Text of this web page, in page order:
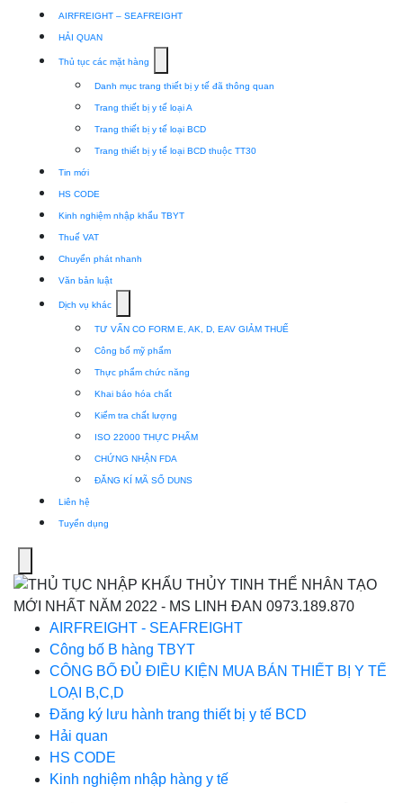
xuất
AIRFREIGHT – SEAFREIGHT
HẢI QUAN
Thủ tục các mặt hàng
submenu
for
Thủ
tục
hàng
Danh mục trang thiết bị y tế đã thông quan
Trang thiết bị y tế loại A
Trang thiết bị y tế loại BCD
Trang thiết bị y tế loại BCD thuộc TT30
Tin mới
HS CODE
Kinh nghiệm nhập khẩu TBYT
Thuế VAT
Chuyển phát nhanh
Văn bản luật
Dịch vụ khác
submenu
for
Dịch
vụ
khác
TƯ VẤN CO FORM E, AK, D, EAV GIẢM THUẾ
Công bố mỹ phẩm
Thực phẩm chức năng
Khai báo hóa chất
Kiểm tra chất lượng
ISO 22000 THỰC PHẨM
CHỨNG NHẬN FDA
ĐĂNG KÍ MÃ SỐ DUNS
Liên hệ
Tuyển dụng
AIRFREIGHT - SEAFREIGHT
Công bố B hàng TBYT
CÔNG BỐ ĐỦ ĐIỀU KIỆN MUA BÁN THIẾT BỊ Y TẾ
LOẠI B,C,D
Đăng ký lưu hành trang thiết bị y tế BCD
Hải quan
HS CODE
Kinh nghiệm nhập hàng y tế